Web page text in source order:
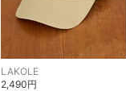
LAKOLE
2,490円